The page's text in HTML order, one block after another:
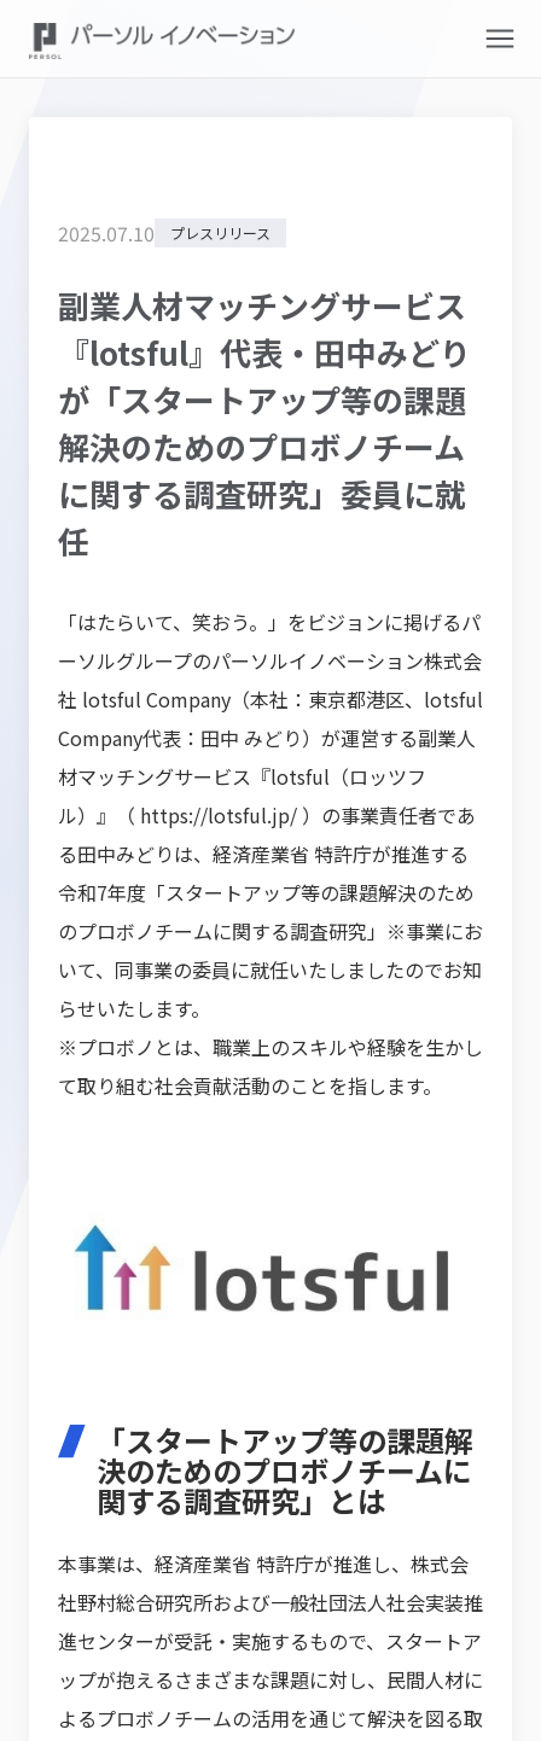
2025.07.10 プレスリリース
副業人材マッチングサービス
『lotsful』代表・田中みどり
が「スタートアップ等の課題
解決のためのプロボノチーム
に関する調査研究」委員に就
任
「はたらいて、笑おう。」をビジョンに掲げるパ
ーソルグループのパーソルイノベーション株式会
社 lotsful Company（本社：東京都港区、lotsful
Company代表：田中 みどり）が運営する副業人
材マッチングサービス『lotsful（ロッツフ
ル）』（ https://lotsful.jp/ ）の事業責任者であ
る田中みどりは、経済産業省 特許庁が推進する
令和7年度「スタートアップ等の課題解決のため
のプロボノチームに関する調査研究」※事業にお
いて、同事業の委員に就任いたしましたのでお知
らせいたします。
※プロボノとは、職業上のスキルや経験を生かし
て取り組む社会貢献活動のことを指します。
「スタートアップ等の課題解
決のためのプロボノチームに
関する調査研究」とは
本事業は、経済産業省 特許庁が推進し、株式会
社野村総合研究所および一般社団法人社会実装推
進センターが受託・実施するもので、スタートア
ップが抱えるさまざまな課題に対し、民間人材に
よるプロボノチームの活用を通じて解決を図る取